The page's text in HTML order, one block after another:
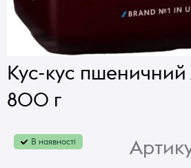
Кус-кус
800 г
В наявності